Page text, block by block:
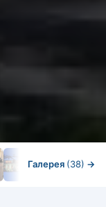
Галерея (38) →